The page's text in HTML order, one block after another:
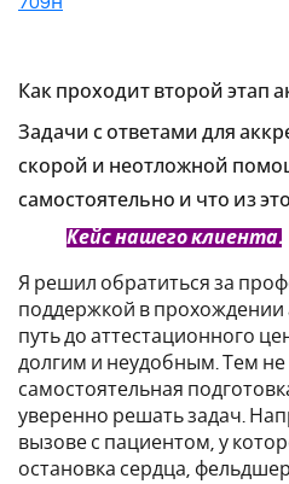
Как проходит второй этап
Задачи с ответами для
скорой и неотложной
самостоятельно и что из
Кейс нашего клиента.
Я решил обратиться за
поддержкой в прохождении
путь до аттестационного
долгим и неудобным. Тем
самостоятельная
уверенно решать задач.
вызове с пациентом, у
остановка сердца,